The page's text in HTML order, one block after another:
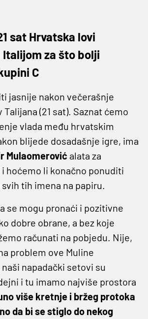
sat Hrvatska lovi
za što bolji
C
jasnije nakon večerašnje
(21 sat). Saznat ćemo
vlada među hrvatskim
blijede dosadašnje igre, ima
Mulaomerović alata za
hoćemo li konačno ponuditi
tih imena na papiru.
se mogu pronaći i pozitivne
dobre obrane, a bez koje
računati na pobjedu. Nije,
problem ove Muline
napadački setovi su
i tu imamo najviše prostora
više kretnje i bržeg protoka
da bi se stiglo do nekog